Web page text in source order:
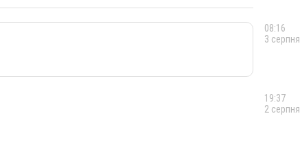
08:16
3 серпня
19:37
2 серпня